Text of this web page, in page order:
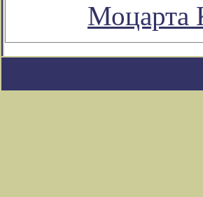
Моцарта